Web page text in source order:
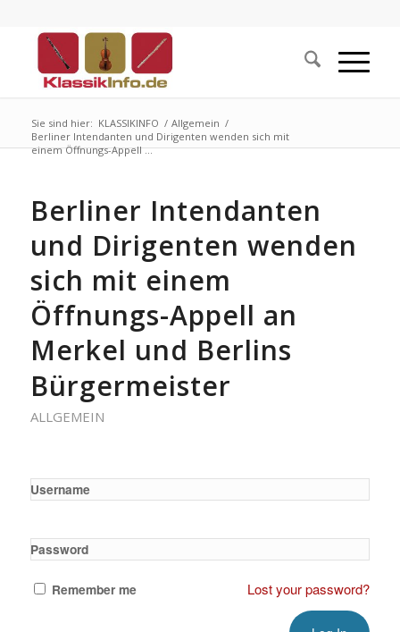
Sie sind hier: KLASSIKINFO / Allgemein /
Berliner Intendanten und Dirigenten wenden sich mit
einem Öffnungs-Appell ...
Berliner Intendanten
und Dirigenten wenden
sich mit einem
Öffnungs-Appell an
Merkel und Berlins
Bürgermeister
ALLGEMEIN
Username
Password
Remember me Lost your password?